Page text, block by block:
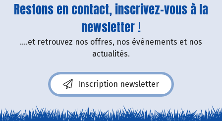
Restons en contact, inscrivez-vous à la
newsletter !
....et retrouvez nos offres, nos événements et nos
actualités.
Inscription newsletter